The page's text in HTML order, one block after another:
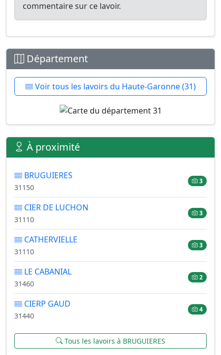
commentaire sur ce lavoir.
Département
Voir tous les lavoirs du Haute-Garonne (31)
À proximité
BRUGUIERES
31150
3
CIER DE LUCHON
31110
3
CATHERVIELLE
31110
3
LE CABANIAL
31460
2
CIERP GAUD
31440
4
Tous les lavoirs à BRUGUIERES